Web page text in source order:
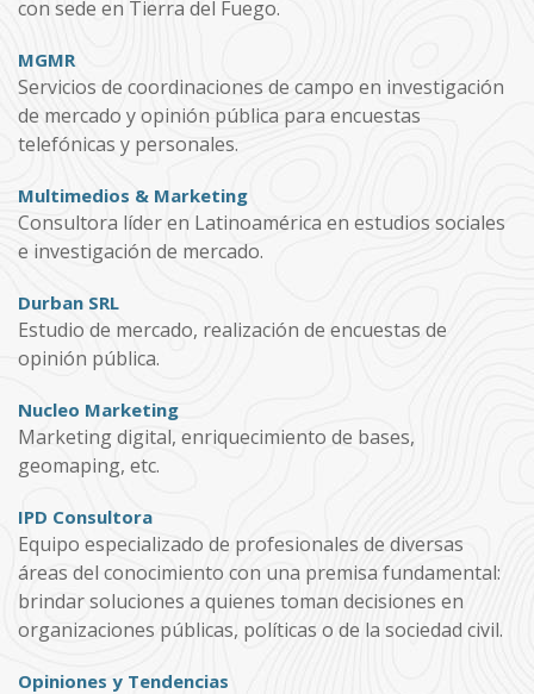
con sede en Tierra del Fuego.
MGMR
Servicios de coordinaciones de campo en investigación
de mercado y opinión pública para encuestas
telefónicas y personales.
Multimedios & Marketing
Consultora líder en Latinoamérica en estudios sociales
e investigación de mercado.
Durban SRL
Estudio de mercado, realización de encuestas de
opinión pública.
Nucleo Marketing
Marketing digital, enriquecimiento de bases,
geomaping, etc.
IPD Consultora
Equipo especializado de profesionales de diversas
áreas del conocimiento con una premisa fundamental:
brindar soluciones a quienes toman decisiones en
organizaciones públicas, políticas o de la sociedad civil.
Opiniones y Tendencias